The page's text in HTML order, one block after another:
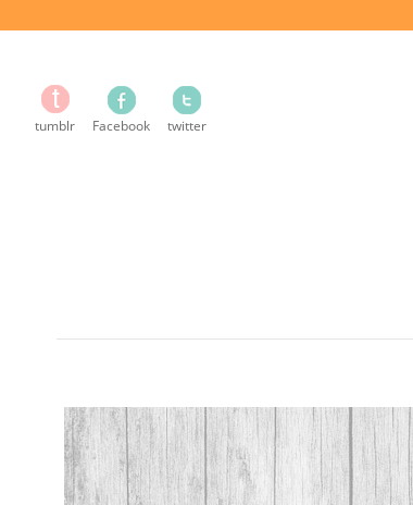
tumblr Facebook twitter